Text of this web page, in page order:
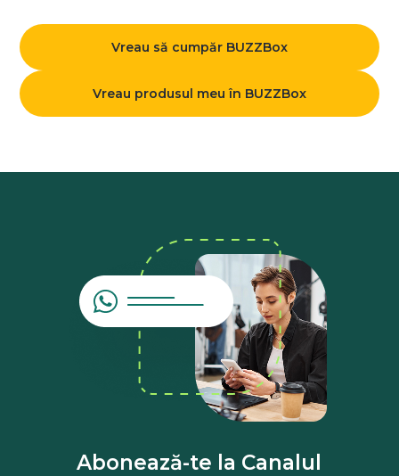
Vreau să cumpăr BUZZBox
Vreau produsul meu în BUZZBox
Abonează-te la Canalul